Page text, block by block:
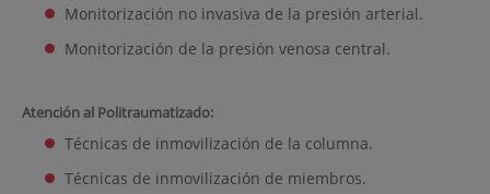
Monitorización no invasiva de la presión arterial.
Monitorización de la presión venosa central.
Atención al Politraumatizado:
Técnicas de inmovilización de la columna.
Técnicas de inmovilización de miembros.